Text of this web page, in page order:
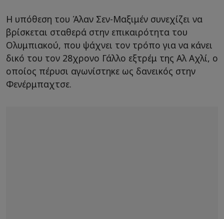
Η υπόθεση του Άλαν Σεν-Μαξιμέν συνεχίζει να
βρίσκεται σταθερά στην επικαιρότητα του
Ολυμπιακού, που ψάχνει τον τρόπο για να κάνει
δικό του τον 28χρονο Γάλλο εξτρέμ της Αλ Αχλί, ο
οποίος πέρυσι αγωνίστηκε ως δανεικός στην
Φενέρμπαχτσε.